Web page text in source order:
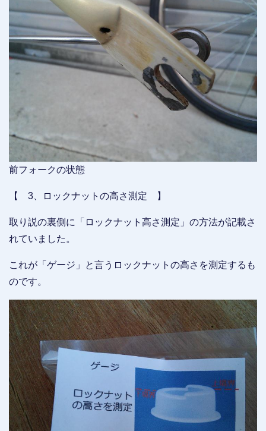
前フォークの状態
【 3、ロックナットの高さ測定 】
取り説の裏側に「ロックナット高さ測定」の方法が記載さ
れていました。
これが「ゲージ」と言うロックナットの高さを測定するも
のです。